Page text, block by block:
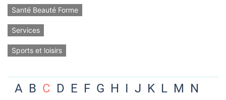
Santé Beauté Forme
Services
Sports et loisirs
A B C D E F G H I J K L M N